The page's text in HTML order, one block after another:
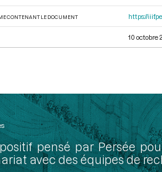
CONTENANT LE DOCUMENT https://
10 octobre
pensé par Persée
avec des équipes de